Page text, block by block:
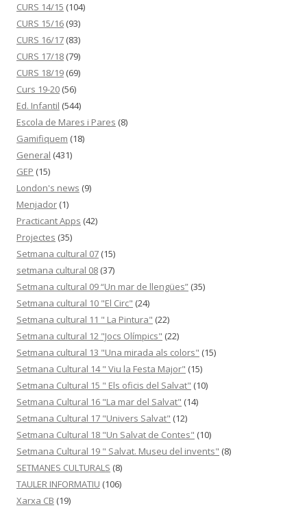
CURS 14/15 (104)
CURS 15/16 (93)
CURS 16/17 (83)
CURS 17/18 (79)
CURS 18/19 (69)
Curs 19-20 (56)
Ed. Infantil (544)
Escola de Mares i Pares (8)
Gamifiquem (18)
General (431)
GEP (15)
London's news (9)
Menjador (1)
Practicant Apps (42)
Projectes (35)
Setmana cultural 07 (15)
setmana cultural 08 (37)
Setmana cultural 09 “Un mar de llengües” (35)
Setmana cultural 10 "El Circ" (24)
Setmana cultural 11 " La Pintura" (22)
Setmana cultural 12 "Jocs Olímpics" (22)
Setmana cultural 13 "Una mirada als colors" (15)
Setmana Cultural 14 " Viu la Festa Major" (15)
Setmana Cultural 15 " Els oficis del Salvat" (10)
Setmana Cultural 16 "La mar del Salvat" (14)
Setmana Cultural 17 "Univers Salvat" (12)
Setmana Cultural 18 "Un Salvat de Contes" (10)
Setmana Cultural 19 " Salvat. Museu del invents" (8)
SETMANES CULTURALS (8)
TAULER INFORMATIU (106)
Xarxa CB (19)